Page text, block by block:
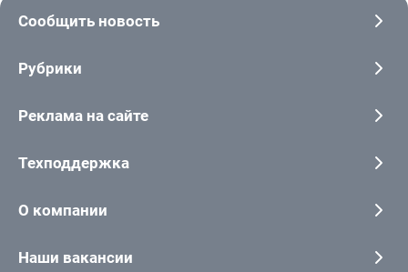
Сообщить новость
Рубрики
Реклама на сайте
Техподдержка
О компании
Наши вакансии